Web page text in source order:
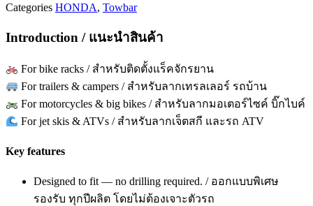
Categories HONDA, Towbar
Introduction / แนะนำสินค้า
For bike racks / สำหรับติดตั้งแร็คจักรยาน
For trailers & campers / สำหรับลากเทรลเลอร์ รถบ้าน
For motorcycles & big bikes / สำหรับลากมอเตอร์ไซค์ บิ๊กไบค์
For jet skis & ATVs / สำหรับลากเจ็ตสกี และรถ ATV
Key features
Designed to fit — no drilling required. / ออกแบบพิเศษ
รองรับ ทุกปีผลิต โดยไม่ต้องเจาะตัวรถ